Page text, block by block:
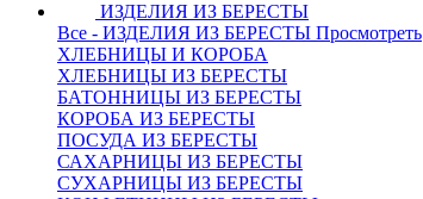
ИЗДЕЛИЯ ИЗ БЕРЕСТЫ
Все - ИЗДЕЛИЯ ИЗ БЕРЕСТЫ Просмотреть
ХЛЕБНИЦЫ И КОРОБА
ХЛЕБНИЦЫ ИЗ БЕРЕСТЫ
БАТОННИЦЫ ИЗ БЕРЕСТЫ
КОРОБА ИЗ БЕРЕСТЫ
ПОСУДА ИЗ БЕРЕСТЫ
САХАРНИЦЫ ИЗ БЕРЕСТЫ
СУХАРНИЦЫ ИЗ БЕРЕСТЫ